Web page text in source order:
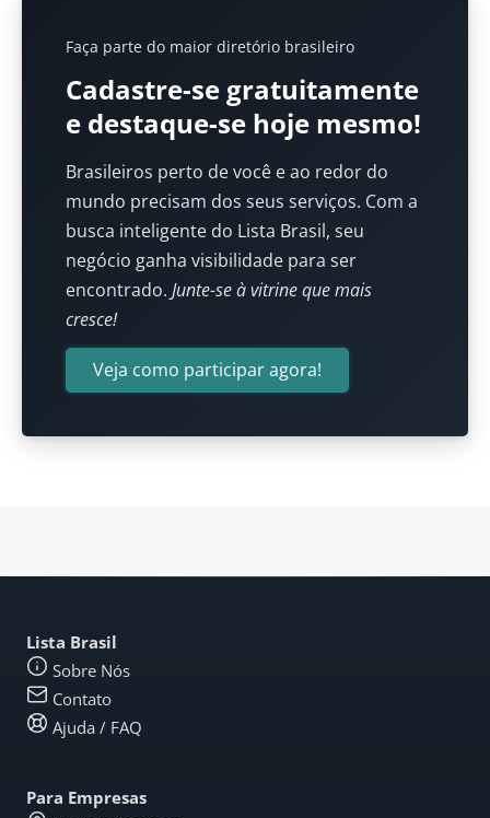
Faça parte do maior diretório brasileiro
Cadastre-se gratuitamente
e destaque-se hoje mesmo!
Brasileiros perto de você e ao redor do
mundo precisam dos seus serviços. Com a
busca inteligente do Lista Brasil, seu
negócio ganha visibilidade para ser
encontrado. Junte-se à vitrine que mais
cresce!
Veja como participar agora!
Lista Brasil
Sobre Nós
Contato
Ajuda / FAQ
Para Empresas